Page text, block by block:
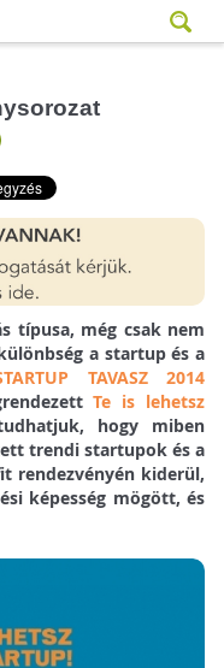
típusa, még csak nem
a startup és a
TAVASZ 2014
Te is lehetsz
hogy miben
trendi startupok és a
rendezvényén kiderül,
képesség mögött, és